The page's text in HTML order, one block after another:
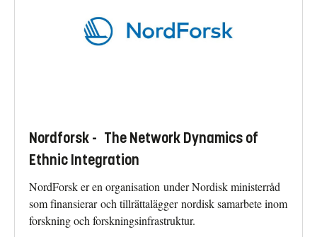
Nordforsk - The Network Dynamics of
Ethnic Integration
NordForsk er en organisation under Nordisk ministerråd
som finansierar och tillrättalägger nordisk samarbete inom
forskning och forskningsinfrastruktur.